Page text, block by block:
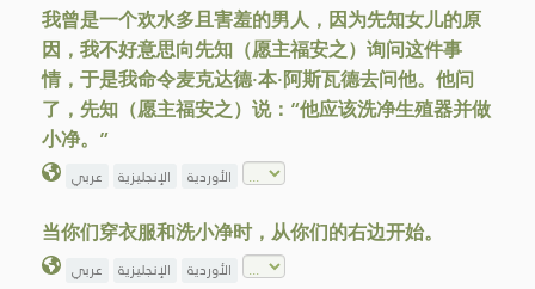
我曾是一个欢水多且害羞的男人，因为先知女儿的原
因，我不好意思向先知（愿主福安之）询问这件事
情，于是我命令麦克达德·本·阿斯瓦德去问他。他问
了，先知（愿主福安之）说：“他应该洗净生殖器并做
小净。”
عربي الإنجليزية الأوردية
当你们穿衣服和洗小净时，从你们的右边开始。
عربي الإنجليزية الأوردية